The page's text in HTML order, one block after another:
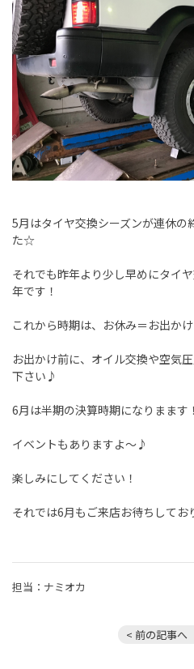
5月はタイヤ交換シーズンが連休の
た☆
それでも昨年より少し早めにタイ
年です！
これから時期は、お休み＝お出か
お出かけ前に、オイル交換や空気
下さい♪
6月は半期の決算時期になりまます！
イベントもありますよ～♪
楽しみにしてください！
それでは6月もご来店お待ちしてお
担当：ナミオカ
< 前の記事へ